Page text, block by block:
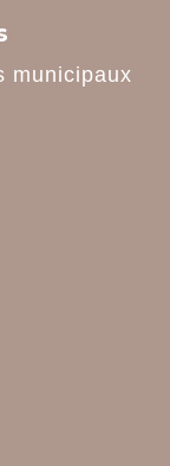
municipaux